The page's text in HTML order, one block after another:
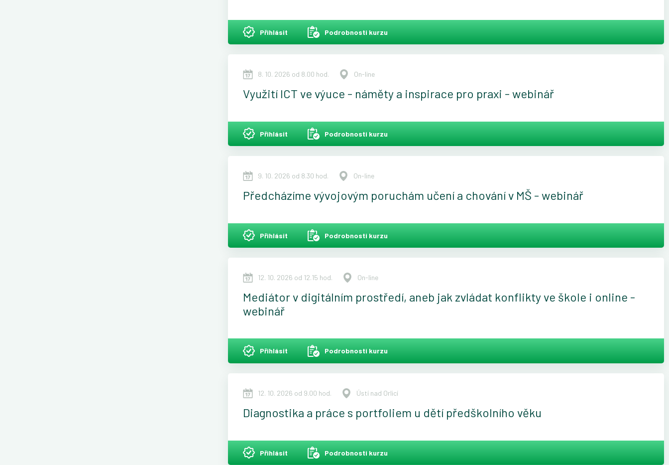
Přihlásit Podrobnosti kurzu
8. 10. 2026 od 8.00 hod. On-line
Využití ICT ve výuce - náměty a inspirace pro praxi - webinář
Přihlásit Podrobnosti kurzu
9. 10. 2026 od 8.30 hod. On-line
Předcházíme vývojovým poruchám učení a chování v MŠ - webinář
Přihlásit Podrobnosti kurzu
12. 10. 2026 od 12.15 hod. On-line
Mediátor v digitálním prostředí, aneb jak zvládat konflikty ve škole i online -
webinář
Přihlásit Podrobnosti kurzu
12. 10. 2026 od 9.00 hod. Ústí nad Orlicí
Diagnostika a práce s portfoliem u dětí předškolního věku
Přihlásit Podrobnosti kurzu